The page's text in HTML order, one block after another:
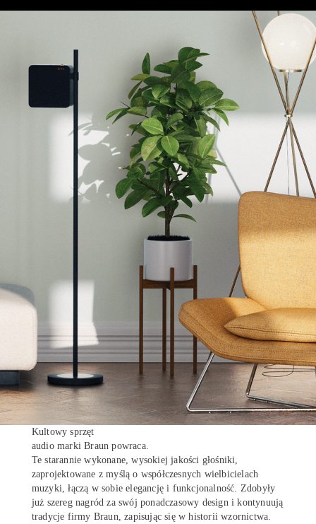
Kultowy sprzęt
audio marki Braun powraca.
Te starannie wykonane, wysokiej jakości głośniki,
zaprojektowane z myślą o współczesnych wielbicielach
muzyki, łączą w sobie elegancję i funkcjonalność. Zdobyły
już szereg nagród za swój ponadczasowy design i kontynuują
tradycje firmy Braun, zapisując się w historii wzornictwa.